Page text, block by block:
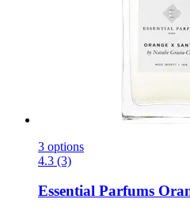
3 options
4.3 (3)
Essential Parfums